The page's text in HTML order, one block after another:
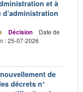
et à
Décision
Date de
: 25-07-2026
de
décrets n°